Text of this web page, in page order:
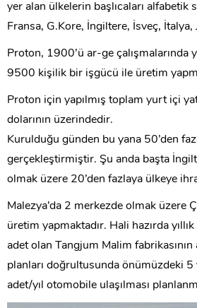
yer alan ülkelerin başlıcaları alfabetik
Fransa, G.Kore, İngiltere, İsveç, İtalya,
Proton, 1900’ü ar-ge çalışmalarında
9500 kişilik bir işgücü ile üretim
Proton için yapılmış toplam yurt içi
dolarının üzerindedir.
Kurulduğu günden bu yana 50’den
gerçekleştirmiştir. Şu anda başta
olmak üzere 20’den fazlaya ülkeye
Malezya’da 2 merkezde olmak üzere
üretim yapmaktadır. Hali hazırda
adet olan Tangjum Malim fabrikasının
planları doğrultusunda önümüzdeki 5
adet/yıl otomobile ulaşılması